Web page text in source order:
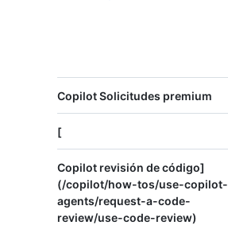
Copilot Solicitudes premium
[
Copilot revisión de código]
(/copilot/how-tos/use-copilot-
agents/request-a-code-
review/use-code-review)